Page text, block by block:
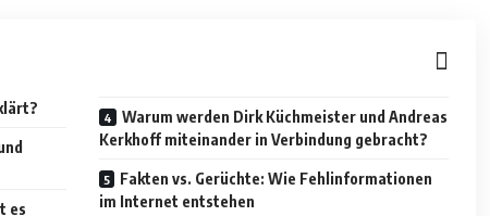
es
Warum werden Dirk Küchmeister und Andreas
Kerkhoff miteinander in Verbindung gebracht?
Fakten vs. Gerüchte: Wie Fehlinformationen
im Internet entstehen